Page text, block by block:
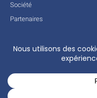
Société
Partenaires
Mentions légales
Conditions générales
Actualités